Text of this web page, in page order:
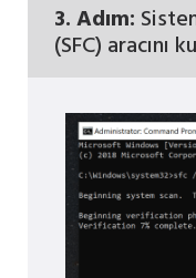
3. Adım:
(SFC) aracını